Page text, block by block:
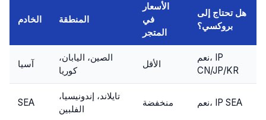
الخادم المنطقة
الأسعار
في
المتجر
هل تحتاج إلى
بروكسي؟
آسيا
الصين، اليابان،
كوريا
الأقل
نعم، IP
CN/JP/KR
SEA
تايلاند، إندونيسيا،
الفلبين
منخفضة نعم، IP SEA